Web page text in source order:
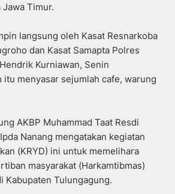
Timur.
langsung oleh Kasat Resnarkoba
dan Kasat Samapta Polres
Kurniawan, Senin
itu menyasar sejumlah cafe, warung
AKBP Muhammad Taat Resdi
Nanang mengatakan kegiatan
(KRYD) ini untuk memelihara
masyarakat (Harkamtibmas)
Kabupaten Tulungagung.